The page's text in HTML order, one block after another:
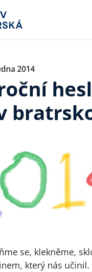
2014
se, klekněme,
který nás učinil.